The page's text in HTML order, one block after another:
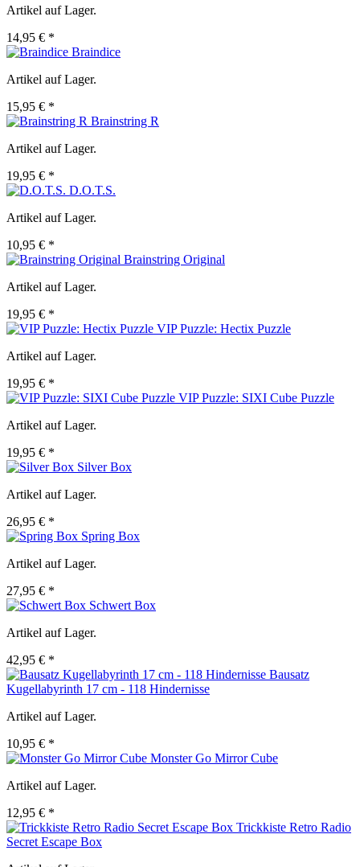
Artikel auf Lager.
14,95 € *
Braindice
Artikel auf Lager.
15,95 € *
Brainstring R
Artikel auf Lager.
19,95 € *
D.O.T.S.
Artikel auf Lager.
10,95 € *
Brainstring Original
Artikel auf Lager.
19,95 € *
VIP Puzzle: Hectix Puzzle
Artikel auf Lager.
19,95 € *
VIP Puzzle: SIXI Cube Puzzle
Artikel auf Lager.
19,95 € *
Silver Box
Artikel auf Lager.
26,95 € *
Spring Box
Artikel auf Lager.
27,95 € *
Schwert Box
Artikel auf Lager.
42,95 € *
Bausatz
Kugellabyrinth 17 cm - 118 Hindernisse
Artikel auf Lager.
10,95 € *
Monster Go Mirror Cube
Artikel auf Lager.
12,95 € *
Trickkiste Retro Radio
Secret Escape Box